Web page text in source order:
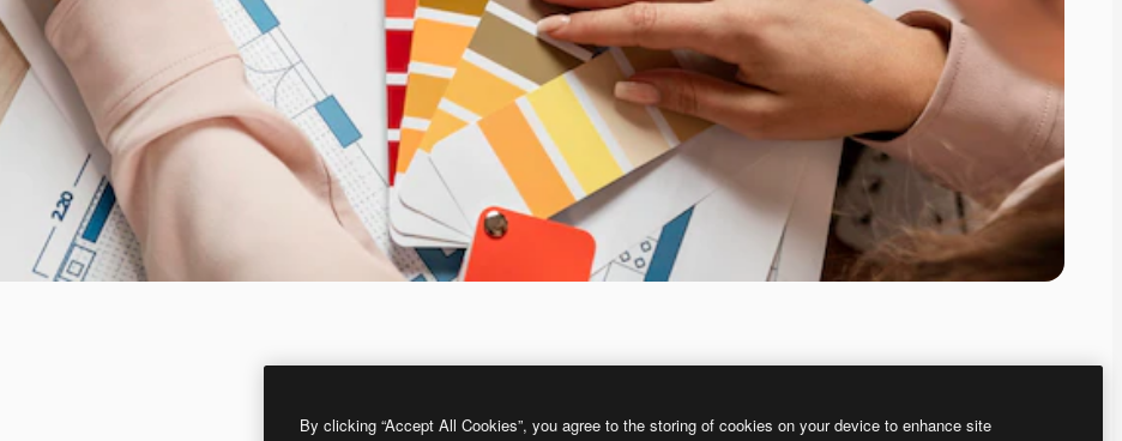
By clicking “Accept All Cookies”, you agree to the storing of cookies on your device to enhance site